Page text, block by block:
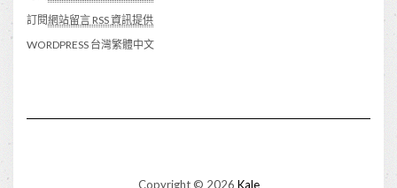
訂閱網站留言 RSS 資訊提供
WORDPRESS 台灣繁體中文
Copyright © 2026 Kale